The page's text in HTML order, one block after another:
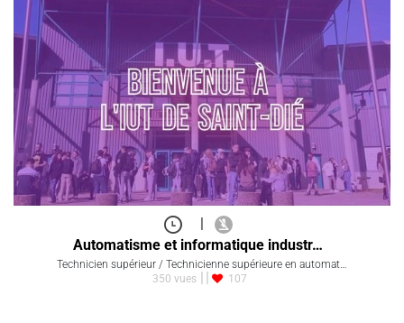
|
Automatisme et informatique industr…
Technicien supérieur / Technicienne supérieure en automat…
350 vues
107